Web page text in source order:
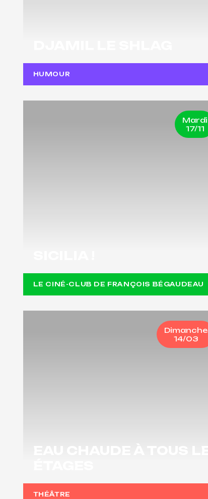
HUMOUR
Mardi
17/11
LE CINÉ-CLUB DE FRANÇOIS BÉGAUDEAU
Dimanche
14/03
THÉÂTRE